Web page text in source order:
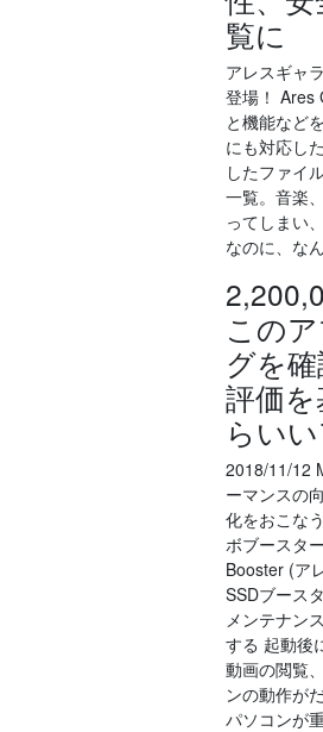
覧に
アレスギャ
登場！ Ares
と機能など
にも対応し
したファイ
一覧。音楽
ってしまい
なのに、な
この
グを
評価
らい
2018/11/12
ーマンスの
化をおこな
ボブースタ
Booster (ア
SSDブース
メンテナン
する 起動後
動画の閲覧
ンの動作が
パソコンが